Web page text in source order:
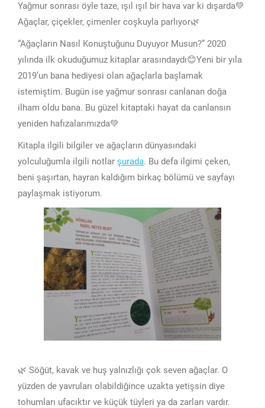
Yağmur sonrası öyle taze, ışıl ışıl bir hava var ki dışarda💚
Ağaçlar, çiçekler, çimenler coşkuyla parlıyor🌿
“Ağaçların Nasıl Konuştuğunu Duyuyor Musun?” 2020
yılında ilk okuduğumuz kitaplar arasındaydı😊Yeni bir yıla
2019’un bana hediyesi olan ağaçlarla başlamak
istemiştim. Bugün ise yağmur sonrası canlanan doğa
ilham oldu bana. Bu güzel kitaptaki hayat da canlansın
yeniden hafızalarımızda💚
Kitapla ilgili bilgiler ve ağaçların dünyasındaki
yolculuğumla ilgili notlar şurada. Bu defa ilgimi çeken,
beni şaşırtan, hayran kaldığım birkaç bölümü ve sayfayı
paylaşmak istiyorum.
🌿 Söğüt, kavak ve huş yalnızlığı çok seven ağaçlar. O
yüzden de yavruları olabildiğince uzakta yetişsin diye
tohumları ufacıktır ve küçük tüyleri ya da zarları vardır.